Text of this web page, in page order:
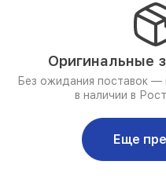
Оригинальные
Без ожидания поставок
в наличии в
Еще